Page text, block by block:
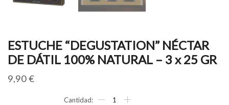
ESTUCHE “DEGUSTATION” NÉCTAR
DE DÁTIL 100% NATURAL – 3 x 25 GR
9,90€
“DEGUSTATION”